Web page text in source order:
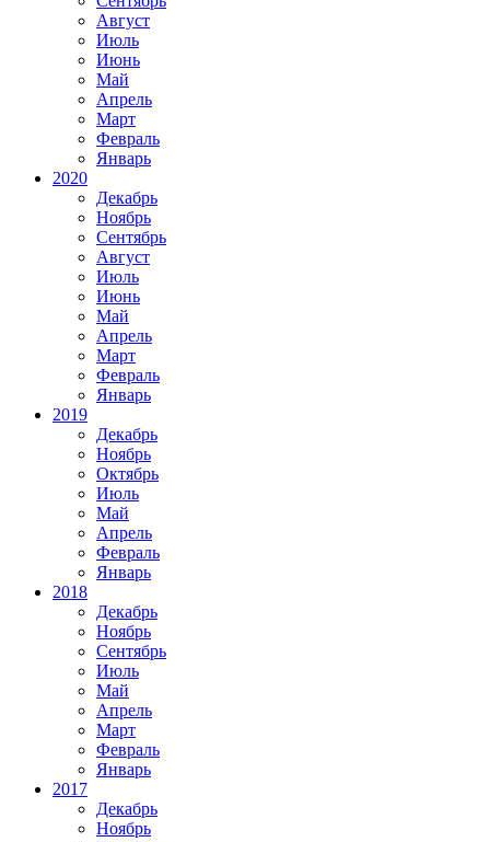
Август
Июль
Июнь
Май
Апрель
Март
Февраль
Январь
2020
Декабрь
Ноябрь
Сентябрь
Август
Июль
Июнь
Май
Апрель
Март
Февраль
Январь
2019
Декабрь
Ноябрь
Октябрь
Июль
Май
Апрель
Февраль
Январь
2018
Декабрь
Ноябрь
Сентябрь
Июль
Май
Апрель
Март
Февраль
Январь
2017
Декабрь
Ноябрь